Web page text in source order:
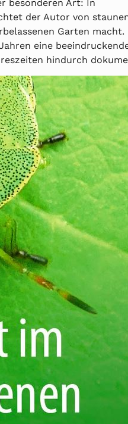
besonderen Art: In
der Autor von
Garten macht.
eine
hindurch